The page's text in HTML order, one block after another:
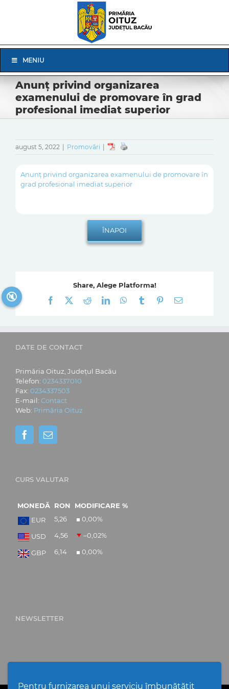
Pentru furnizarea unui serviciu îmbunătățit
Navigation
MENIU
Anunț privind organizarea
examenului de promovare în grad
profesional imediat superior
august 5, 2022 Promovări
Anunț privind organizarea examenului de promovare în
grad profesional imediat superior
Share, Alege Platforma!
Facebook
RedditLinkedInWhatsApp
Tumblr Pinterest
E-
DATE DE CONTACT
Primăria Oituz, Județul Bacău
Telefon: 0234337010
Fax: 0234337503
E-mail: Contact
Web: Primăria Oituz
CURS VALUTAR
MONEDĂ RON
MODIFICARE %
EUR
5,26 0,00%
USD 4,56 –0,02%
GBP 6,14 0,00%
NEWSLETTER
🔇